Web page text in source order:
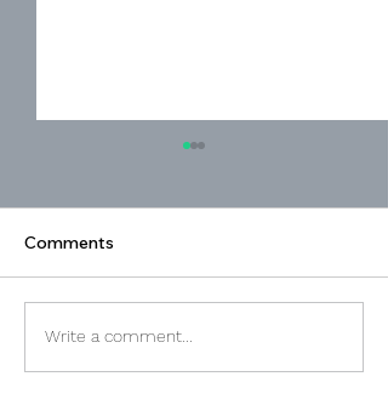
The Question of Ethical
Decision-making・倫理
Comments
Write a comment...